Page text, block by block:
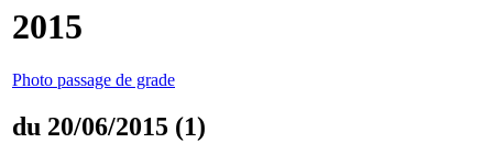
2015
Photo passage de grade
du 20/06/2015 (1)